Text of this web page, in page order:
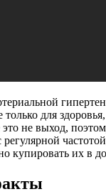
только для
не выход,
купировать их в